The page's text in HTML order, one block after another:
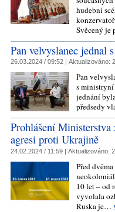
hudební
Svěcený
Pan velvyslanec jednal
26.03.2024 / 09:52 | Aktualizováno:
Pan
s
jednání
předsedy
Prohlášení
agresi proti Ukrajině
24.02.2024 / 11:59 | Aktualizováno:
Před
10 let – od
vyvolala
Ruska je…